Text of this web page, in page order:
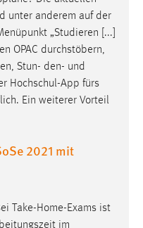
unter anderem auf der
„Studieren [...]
OPAC durchstöbern,
Stun- den- und
Hochschul-App fürs
Ein weiterer Vorteil
2021 mit
Take-Home-Exams ist
im